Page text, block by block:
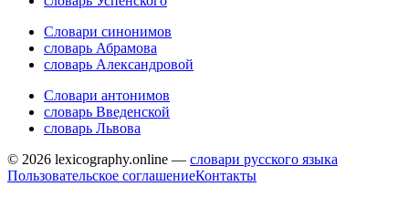
Словари синонимов
словарь Абрамова
словарь Александровой
Словари антонимов
словарь Введенской
словарь Львова
© 2026 lexicography.online — словари русского языка
Пользовательское соглашениеКонтакты